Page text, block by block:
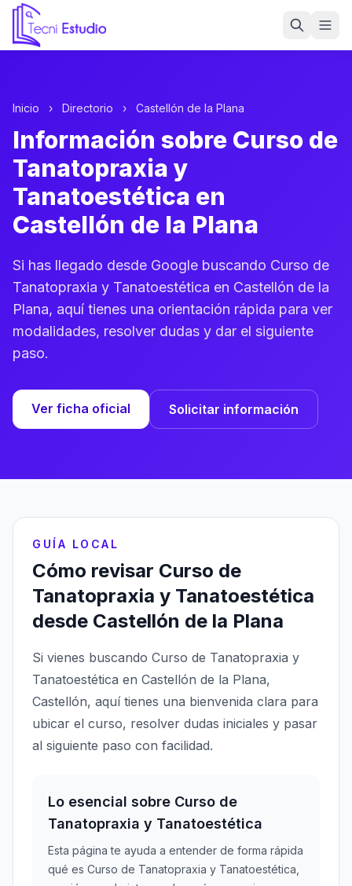
Ir a la página de inicio de Tecni Estudio
Inicio › Directorio › Castellón de la Plana
Información sobre Curso de
Tanatopraxia y
Tanatoestética en
Castellón de la Plana
Si has llegado desde Google buscando Curso de
Tanatopraxia y Tanatoestética en Castellón de la
Plana, aquí tienes una orientación rápida para ver
modalidades, resolver dudas y dar el siguiente
paso.
Ver ficha oficial Solicitar información
GUÍA LOCAL
Cómo revisar Curso de
Tanatopraxia y Tanatoestética
desde Castellón de la Plana
Si vienes buscando Curso de Tanatopraxia y
Tanatoestética en Castellón de la Plana,
Castellón, aquí tienes una bienvenida clara para
ubicar el curso, resolver dudas iniciales y pasar
al siguiente paso con facilidad.
Lo esencial sobre Curso de
Tanatopraxia y Tanatoestética
Esta página te ayuda a entender de forma rápida
qué es Curso de Tanatopraxia y Tanatoestética,